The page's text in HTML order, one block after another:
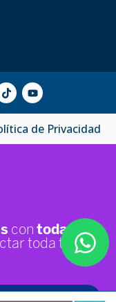
de Privacidad